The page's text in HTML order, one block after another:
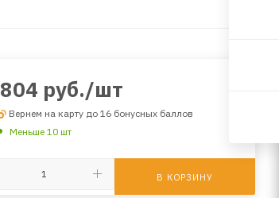
804 руб./шт
Вернем на карту до 16 бонусных баллов
Меньше 10 шт
В КОРЗИНУ